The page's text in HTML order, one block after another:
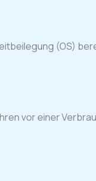
(OS)
vor einer